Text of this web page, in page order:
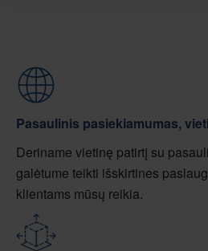
Pasaulinis pasiekiamumas,
Deriname vietinę patirtį su
galėtume teikti išskirtines
klientams mūsų reikia.